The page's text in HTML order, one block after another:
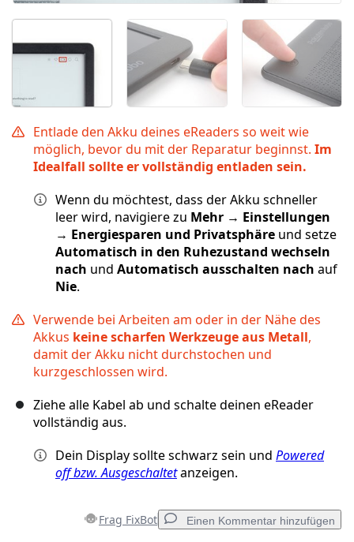
Entlade den Akku deines eReaders so weit wie
möglich, bevor du mit der Reparatur beginnst. Im
Idealfall sollte er vollständig entladen sein.
Wenn du möchtest, dass der Akku schneller
leer wird, navigiere zu Mehr → Einstellungen
→ Energiesparen und Privatsphäre und setze
Automatisch in den Ruhezustand wechseln
nach und Automatisch ausschalten nach auf
Nie.
Verwende bei Arbeiten am oder in der Nähe des
Akkus keine scharfen Werkzeuge aus Metall,
damit der Akku nicht durchstochen und
kurzgeschlossen wird.
Ziehe alle Kabel ab und schalte deinen eReader
vollständig aus.
Dein Display sollte schwarz sein und Powered
off bzw. Ausgeschaltetanzeigen.
Frag FixBot Einen Kommentar hinzufügen